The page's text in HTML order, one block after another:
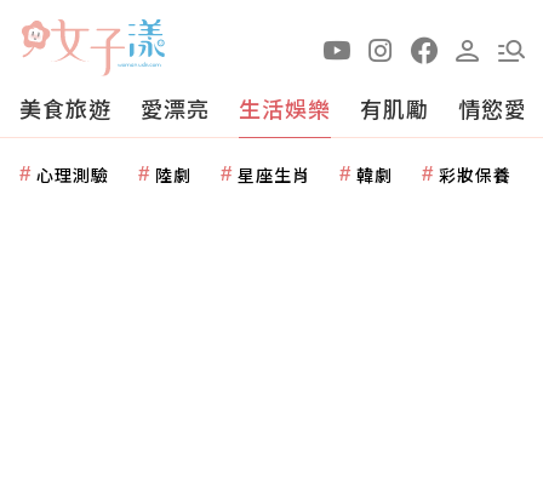
美食旅遊 愛漂亮 生活娛樂 有肌勵 情慾愛
心理測驗 陸劇 星座生肖 韓劇 彩妝保養